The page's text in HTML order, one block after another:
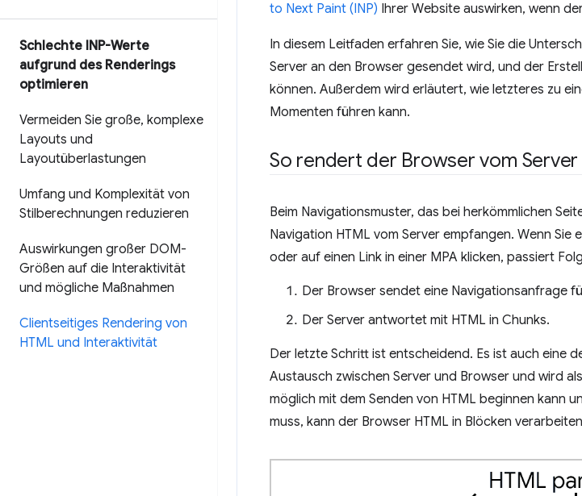
Schlechte INP-Werte
aufgrund des Renderings
optimieren
Vermeiden Sie große, komplexe
Layouts und
Layoutüberlastungen
Umfang und Komplexität von
Stilberechnungen reduzieren
Auswirkungen großer DOM-
Größen auf die Interaktivität
und mögliche Maßnahmen
Clientseitiges Rendering von
HTML und Interaktivität
to Next Paint (INP) Ihrer Website auswirken, wenn
In diesem Leitfaden erfahren Sie, wie Sie die
Server an den Browser gesendet wird, und der
können. Außerdem wird erläutert, wie letzteres zu
Momenten führen kann.
So rendert der Browser vom
Beim Navigationsmuster, das bei herkömmlichen
Navigation HTML vom Server empfangen. Wenn Sie
oder auf einen Link in einer MPA klicken, passiert
Der Browser sendet eine Navigationsanfrage
Der Server antwortet mit HTML in Chunks.
Der letzte Schritt ist entscheidend. Es ist auch eine
Austausch zwischen Server und Browser und wird als
möglich mit dem Senden von HTML beginnen kann
muss, kann der Browser HTML in Blöcken